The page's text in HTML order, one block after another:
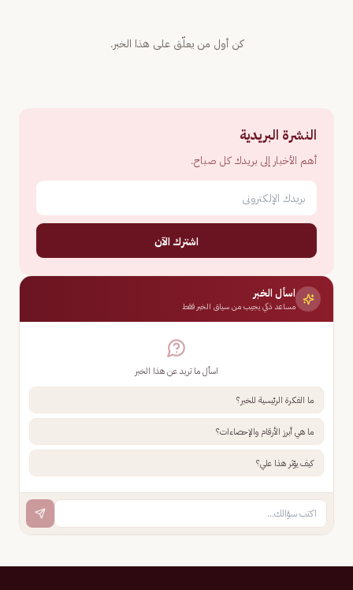
كن أول من يعلّق على هذا الخبر.
النشرة البريدية
أهم الأخبار إلى بريدك كل صباح.
اشترك الآن
اسأل الخبر
مساعد ذكي يجيب من سياق الخبر فقط
اسأل ما تريد عن هذا الخبر
ما الفكرة الرئيسية للخبر؟
ما هي أبرز الأرقام والإحصاءات؟
كيف يؤثر هذا علي؟